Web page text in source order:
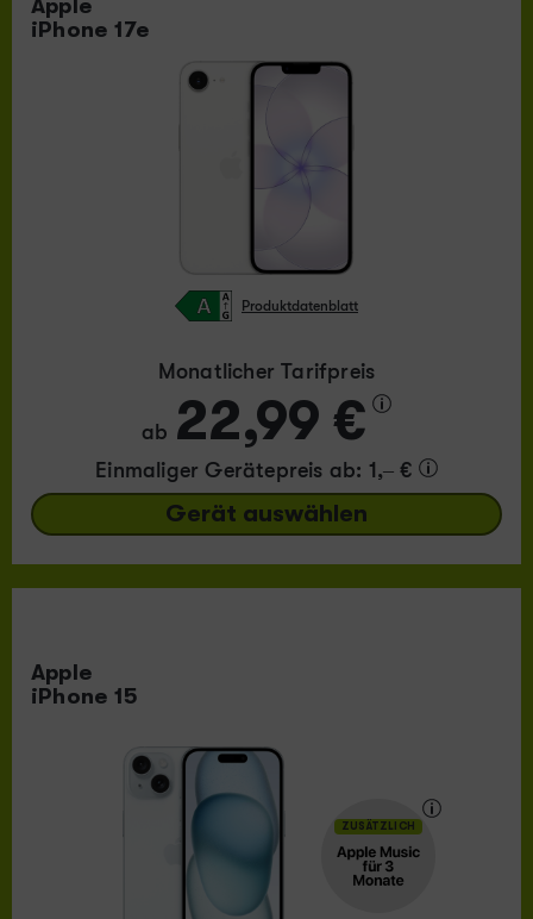
Apple
iPhone 17e
Produktdatenblatt
Monatlicher Tarifpreis
ab 22,99 €
Einmaliger Gerätepreis ab: 1,– €
Gerät auswählen
Apple
iPhone 15
ZUSÄTZLICH